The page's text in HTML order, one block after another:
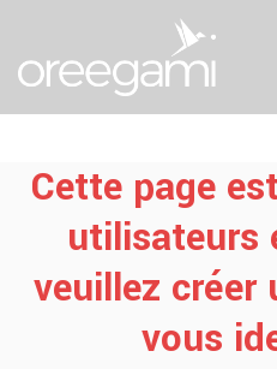
Cette page
utilisateurs
veuillez créer
vous